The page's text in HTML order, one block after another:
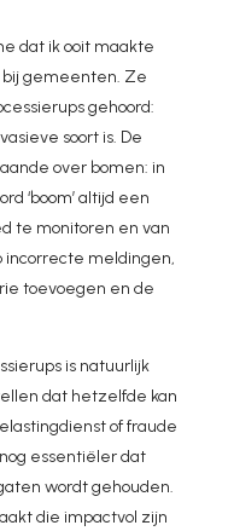
dat ik ooit maakte
gemeenten. Ze
gehoord:
soort is. De
over bomen: in
‘boom’ altijd een
te monitoren en van
incorrecte meldingen,
toevoegen en de
is natuurlijk
dat hetzelfde kan
of fraude
essentiëler dat
wordt gehouden.
die impactvol zijn